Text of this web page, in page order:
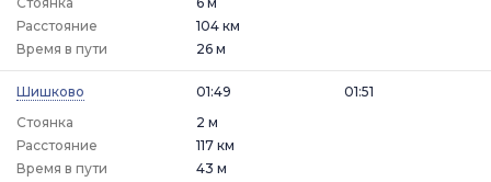
Расстояние
104 км
Время в пути
26 м
Шишково
01:49
Стоянка
2 м
01:51
Расстояние
117 км
Время в пути
43 м